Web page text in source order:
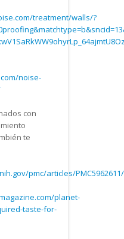
treatment/walls/?
noise-
con
te
pmc/articles/PMC5962611/
planet-
taste-for-